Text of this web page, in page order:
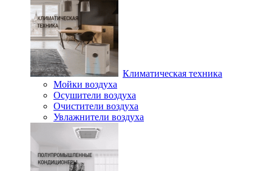
Климатическая техника
Мойки воздуха
Осушители воздуха
Очистители воздуха
Увлажнители воздуха